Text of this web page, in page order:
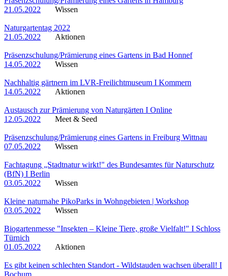
21.05.2022
Wissen
Naturgartentag 2022
21.05.2022
Aktionen
Präsenzschulung/Prämierung eines Gartens in Bad Honnef
14.05.2022
Wissen
Nachhaltig gärtnern im LVR-Freilichtmuseum I Kommern
14.05.2022
Aktionen
Austausch zur Prämierung von Naturgärten I Online
12.05.2022
Meet & Seed
Präsenzschulung/Prämierung eines Gartens in Freiburg Wittnau
07.05.2022
Wissen
Fachtagung „Stadtnatur wirkt!" des Bundesamtes für Naturschutz
(BfN) I Berlin
03.05.2022
Wissen
Kleine naturnahe PikoParks in Wohngebieten | Workshop
03.05.2022
Wissen
Biogartenmesse "Insekten – Kleine Tiere, große Vielfalt!" I Schloss
Türnich
01.05.2022
Aktionen
Es gibt keinen schlechten Standort - Wildstauden wachsen überall! I
Bochum